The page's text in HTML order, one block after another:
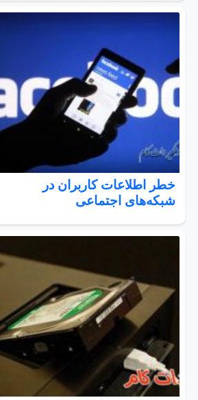
خطر اطلاعات کاربران در
شبکه‌های اجتماعی